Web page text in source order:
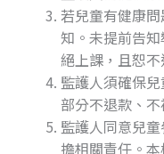
若兒童有健康
知。未提前告
絕上課，且恕不
監護人須確保
部分不退款、不
監護人同意兒
擔相關責任。